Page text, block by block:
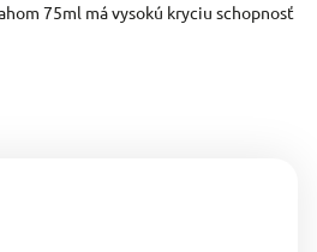
75ml má vysokú kryciu schopnosť